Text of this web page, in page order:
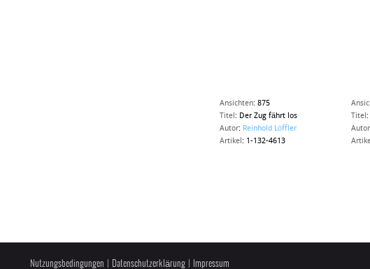
Ansichten: 875
Titel : Der Zug fährt los
Autor: Reinhold Löffler
Artikel : 1-132-4613
Titel :
Autor
Nutzungsbedingungen Datenschutzerklärung Impressum